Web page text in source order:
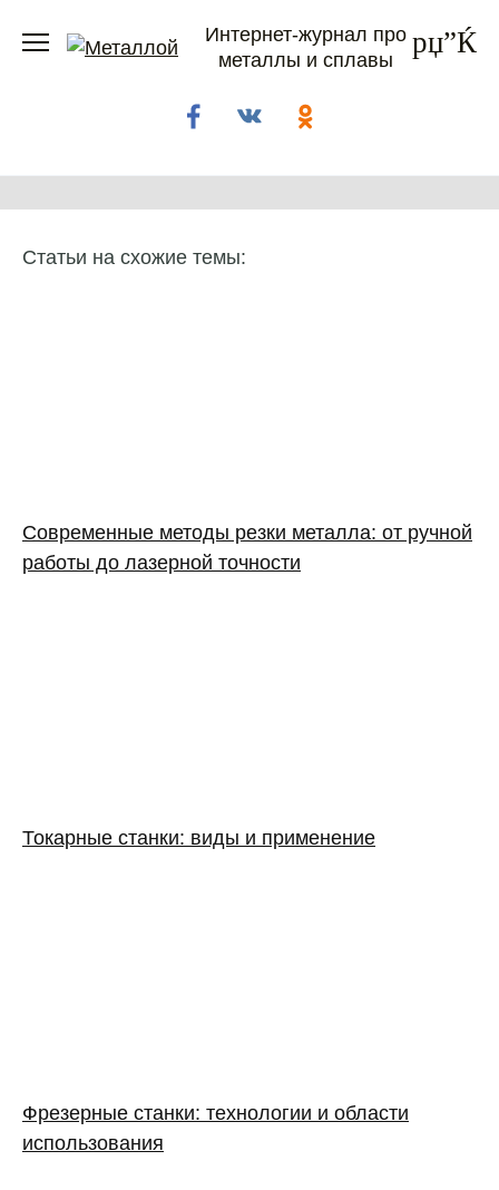
Интернет-журнал про
металлы и сплавы
Статьи на схожие темы:
Современные методы резки металла: от ручной
работы до лазерной точности
Токарные станки: виды и применение
Фрезерные станки: технологии и области
использования